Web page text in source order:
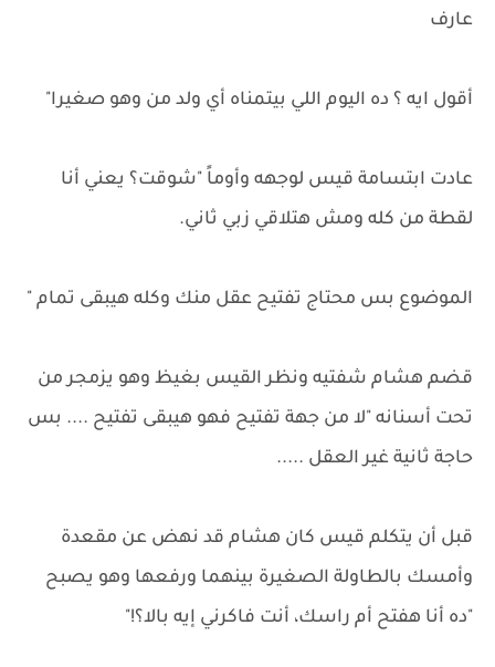
عارف
أقول ايه ؟ ده اليوم اللي بيتمناه أي ولد من وهو صغيرا"
عادت ابتسامة قيس لوجهه وأوماً "شوقت؟ يعني أنا
لقطة من كله ومش هتلاقي زبي ثاني.
الموضوع بس محتاج تفتيح عقل منك وكله هيبقى تمام "
قضم هشام شفتيه ونظر القيس بغيظ وهو يزمجر من
تحت أسنانه "لا من جهة تفتيح فهو هيبقى تفتيح .... بس
حاجة ثانية غير العقل .....
قبل أن يتكلم قيس كان هشام قد نهض عن مقعدة
وأمسك بالطاولة الصغيرة بينهما ورفعها وهو يصبح
"ده أنا هفتح أم راسك، أنت فاكرني إيه بالا؟!"